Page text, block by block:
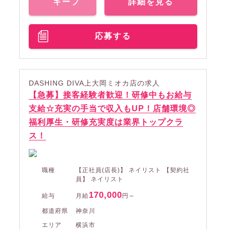
キープ 詳細を見る
応募する
DASHING DIVA上大岡ミオカ店の求人
【急募】接客経験者歓迎！研修中もお給与
支給☆充実の手当で収入もUP！店舗環境◎
福利厚生・研修充実度は業界トップクラ
ス！
職種
【正社員(店長)】 ネイリスト 【契約社
員】 ネイリスト
給与 月給170,000円～
都道府県
神奈川
エリア
横浜市